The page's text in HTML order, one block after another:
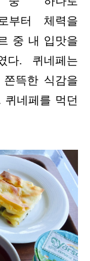
부터 체력을
중 내 입맛을
다. 퀴네페는
뜩한 식감을
네페를 먹던